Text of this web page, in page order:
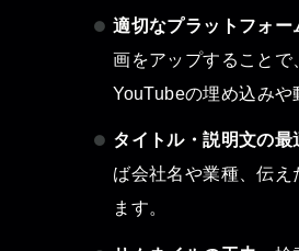
適切なプラットフォー
画をアップすることで
YouTubeの埋め込みや
タイトル・説明文の最
ば会社名や業種、伝
ます。